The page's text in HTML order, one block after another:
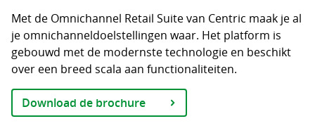
Met de Omnichannel Retail Suite van Centric maak je al
je omnichanneldoelstellingen waar. Het platform is
gebouwd met de modernste technologie en beschikt
over een breed scala aan functionaliteiten.
Download de brochure